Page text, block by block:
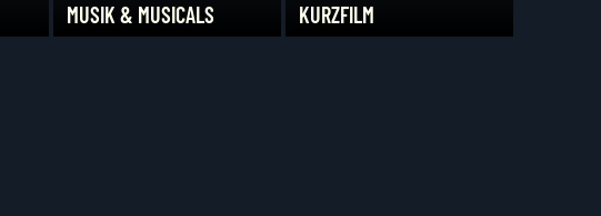
MUSIK & MUSICALS KURZFILM